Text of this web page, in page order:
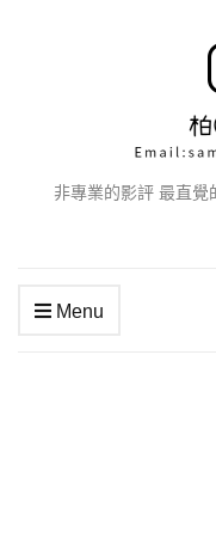
非專業的影評 最直
Menu